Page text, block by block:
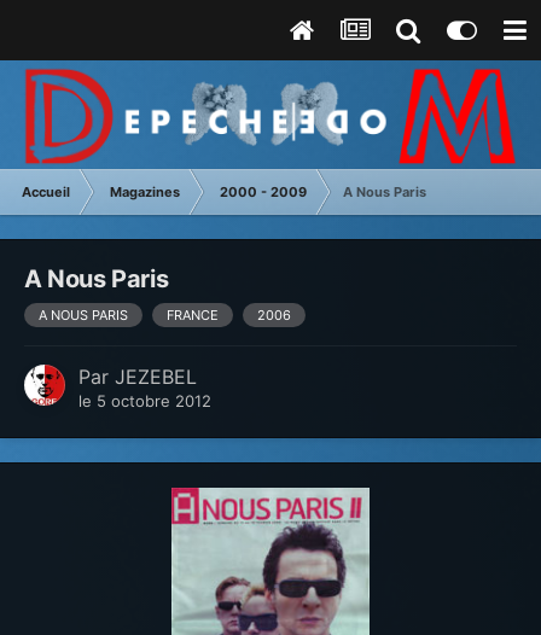
Accueil Magazines 2000 - 2009 A Nous Paris
A Nous Paris
A NOUS PARIS FRANCE 2006
Par JEZEBEL
le 5 octobre 2012